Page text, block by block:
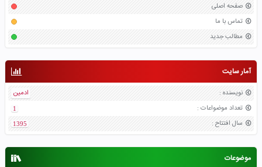
صفحه اصلی
تماس با ما
مطالب جدید
آمار سایت
نویسنده :
ادمین
تعداد موضواعات :
1
سال افتتاح :
1395
موضوعات